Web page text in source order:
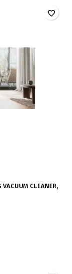
VACUUM CLEANER,
favorite_border